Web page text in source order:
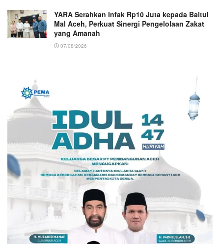
YARA Serahkan Infak Rp10 Juta kepada Baitul
Mal Aceh, Perkuat Sinergi Pengelolaan Zakat
yang Amanah ‎
07/08/2026